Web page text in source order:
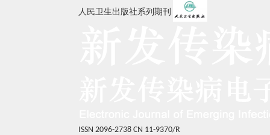
人民卫生出版社系列期刊
ISSN 2096-2738 CN 11-9370/R